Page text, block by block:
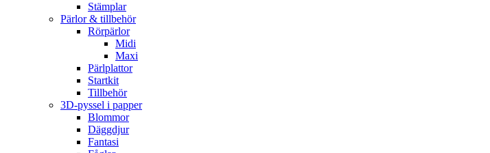
Stämplar
Pärlor & tillbehör
Rörpärlor
Midi
Maxi
Pärlplattor
Startkit
Tillbehör
3D-pyssel i papper
Blommor
Däggdjur
Fantasi